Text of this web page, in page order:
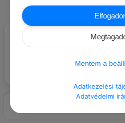
#IDÉZETEK GONDOLAT
Mentem a
Adatkezelési
Adatvédelmi